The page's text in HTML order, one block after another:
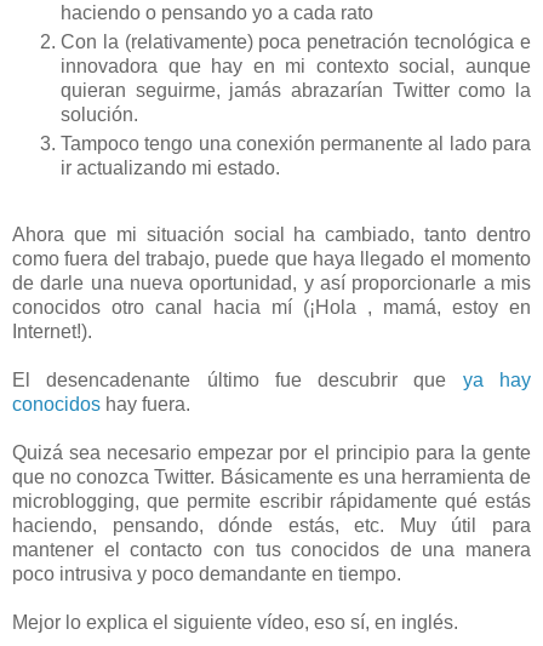
haciendo o pensando yo a cada rato
Con la (relativamente) poca penetración tecnológica e
innovadora que hay en mi contexto social, aunque
quieran seguirme, jamás abrazarían Twitter como la
solución.
Tampoco tengo una conexión permanente al lado para
ir actualizando mi estado.
Ahora que mi situación social ha cambiado, tanto dentro
como fuera del trabajo, puede que haya llegado el momento
de darle una nueva oportunidad, y así proporcionarle a mis
conocidos otro canal hacia mí (¡Hola , mamá, estoy en
Internet!).
El desencadenante último fue descubrir que ya
hay
conocidos hay fuera.
Quizá sea necesario empezar por el principio para la gente
que no conozca Twitter. Básicamente es una herramienta de
microblogging, que permite escribir rápidamente qué estás
haciendo, pensando, dónde estás, etc. Muy útil para
mantener el contacto con tus conocidos de una manera
poco intrusiva y poco demandante en tiempo.
Mejor lo explica el siguiente vídeo, eso sí, en inglés.